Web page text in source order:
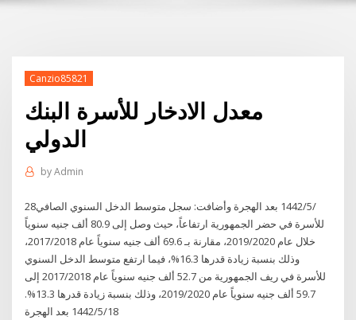
Canzio85821
معدل الادخار للأسرة البنك
الدولي
byAdmin
28‏‏/5‏‏/1442 بعد الهجرة وأضافت: سجل متوسط الدخل السنوي الصافي
للأسرة في حضر الجمهورية ارتفاعاً، حيث وصل إلى 80.9 ألف جنيه سنوياً
خلال عام 2019/2020، مقارنة بـ 69.6 ألف جنيه سنوياً عام 2017/2018،
وذلك بنسبة زيادة قدرها 16.3%، فيما ارتفع متوسط الدخل السنوي
للأسرة في ريف الجمهورية من 52.7 ألف جنيه سنوياً عام 2017/2018 إلى
59.7 ألف جنيه سنوياً عام 2019/2020، وذلك بنسبة زيادة قدرها 13.3%.
18‏‏/5‏‏/1442 بعد الهجرة